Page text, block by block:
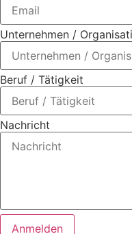
Unternehmen /
Beruf / Tätigkeit
Nachricht
Anmelden